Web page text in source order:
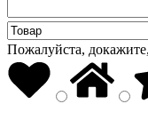
Пожалуйста,